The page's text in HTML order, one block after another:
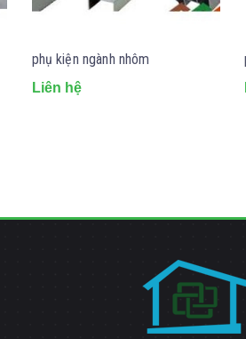
phụ kiện ngành nhôm
Liên hệ